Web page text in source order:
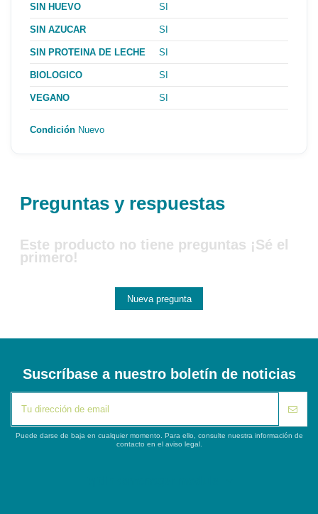
SIN HUEVO SI
SIN AZUCAR SI
SIN PROTEINA DE LECHE SI
BIOLOGICO SI
VEGANO SI
Condición Nuevo
Preguntas y respuestas
Este producto no tiene preguntas ¡Sé el
primero!
Nueva pregunta
Suscríbase a nuestro boletín de noticias
Puede darse de baja en cualquier momento. Para ello, consulte nuestra información de
contacto en el aviso legal.